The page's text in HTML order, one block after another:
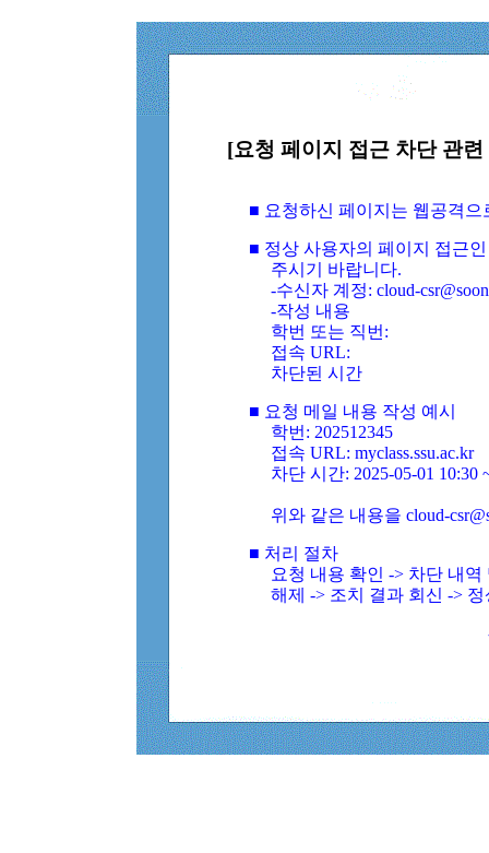
[요청 페이지 접근 차단 관
■ 요청하신 페이지는 웹공격
■ 정상 사용자의 페이지 접근
주시기 바랍니다.
-수신자 계정: cloud-
-작성 내용
학번 또는 직번:
접속 URL:
차단된 시간
■ 요청 메일 내용 작성 예시
학번: 202512345
접속 URL: myclass.ssu.ac.kr
차단 시간: 2025-05-01 10:30
위와 같은 내용을 cloud-
■ 처리 절차
요청 내용 확인 -> 차단 내
해제 -> 조치 결과 회신 ->